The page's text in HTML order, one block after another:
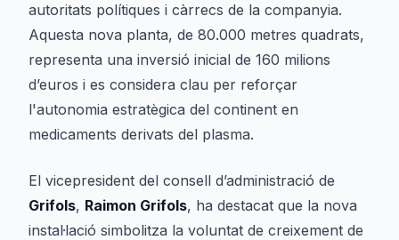
autoritats polítiques i càrrecs de la companyia.
Aquesta nova planta, de 80.000 metres quadrats,
representa una inversió inicial de 160 milions
d’euros i es considera clau per reforçar
l'autonomia estratègica del continent en
medicaments derivats del plasma.
El vicepresident del consell d’administració de
Grifols, Raimon Grifols, ha destacat que la nova
instal·lació simbolitza la voluntat de creixement de